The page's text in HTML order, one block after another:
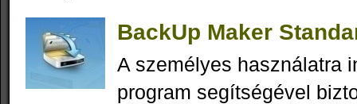
BackUp Maker
A személyes használatra
program segítségével